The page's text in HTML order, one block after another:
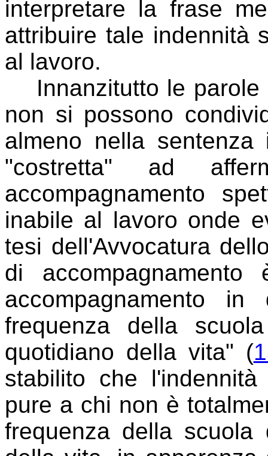
interpretare la frase
attribuire tale indennità
al lavoro.
Innanzitutto le parole
non si possono
almeno nella
"costretta" ad
accompagnamento
inabile al lavoro onde
tesi dell'Avvocatura
di
accompagnamento
frequenza della
quotidiano della vita" (
stabilito che
pure a chi non è
frequenza della scuola